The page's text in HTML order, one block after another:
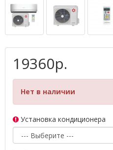
19360р.
Нет в наличии
Установка кондиционера